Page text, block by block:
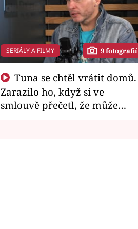
SERIÁLY A FILMY 9 fotografií
Zarazilo ho, když si ve
smlouvě přečetl, že může